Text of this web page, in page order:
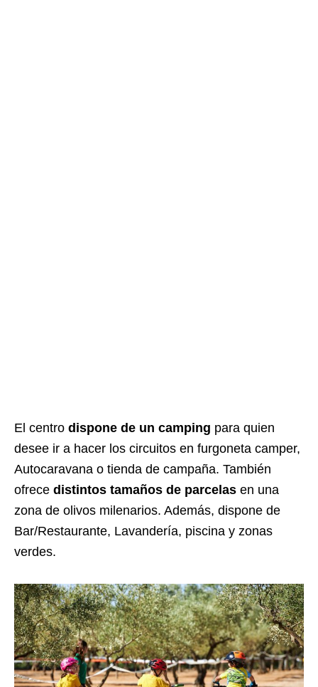
El centro dispone de un camping para quien
desee ir a hacer los circuitos en furgoneta camper,
Autocaravana o tienda de campaña. También
ofrece distintos tamaños de parcelas en una
zona de olivos milenarios. Además, dispone de
Bar/Restaurante, Lavandería, piscina y zonas
verdes.